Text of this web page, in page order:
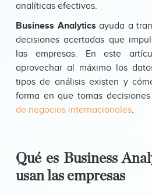
analíticas efectivas.
Business Analytics ayuda a
decisiones acertadas que
las empresas. En este
aprovechar al máximo los
tipos de análisis existen y
forma en que tomas
de negocios internacionales.
Qué es Business
usan las empresas